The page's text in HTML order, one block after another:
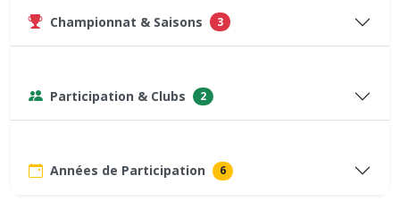
Championnat & Saisons 3
Participation & Clubs 2
Années de Participation 6